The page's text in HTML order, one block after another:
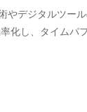
デジタルツー
化し、タイム